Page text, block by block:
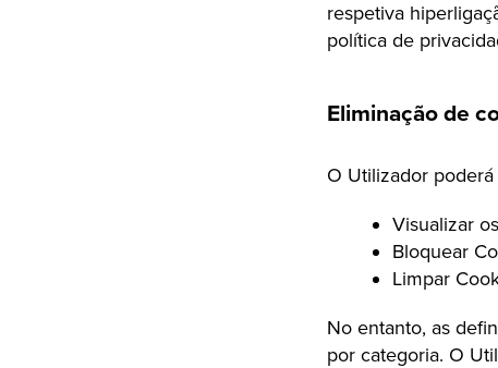
respetiva
política de
Eliminação de
O Utilizador
Visualizar
Bloquear
Limpar
No entanto, as
por categoria. O